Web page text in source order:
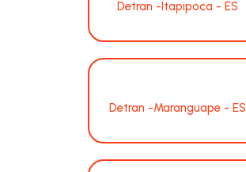
Detran -Itapipoca - ES
Detran -Maranguape - ES